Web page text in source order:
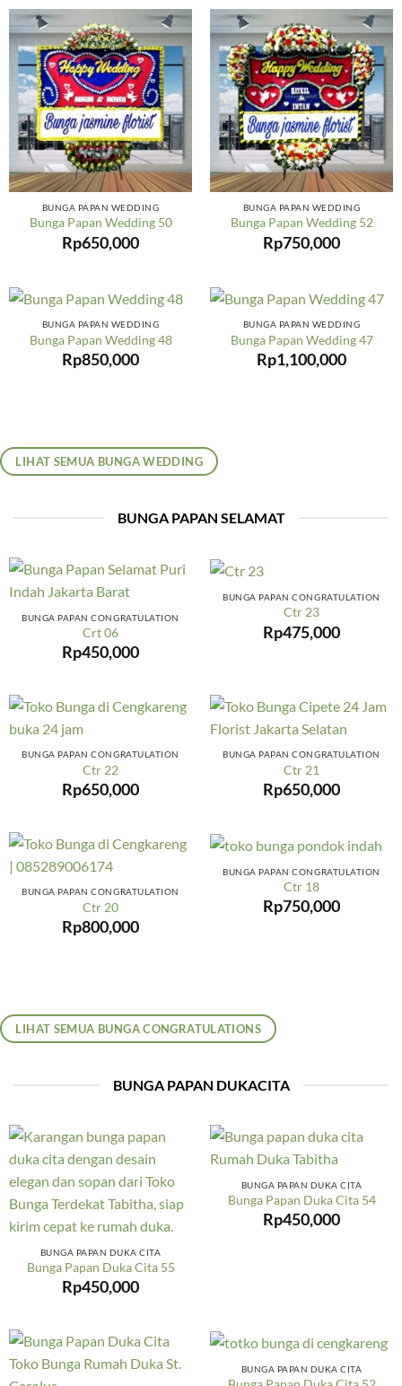
BUNGA PAPAN WEDDING
Bunga Papan Wedding 50
Rp650,000
BUNGA PAPAN WEDDING
Bunga Papan Wedding 52
Rp750,000
BUNGA PAPAN WEDDING
Bunga Papan Wedding 48
Rp850,000
BUNGA PAPAN WEDDING
Bunga Papan Wedding 47
Rp1,100,000
LIHAT SEMUA BUNGA WEDDING
BUNGA PAPAN SELAMAT
BUNGA PAPAN CONGRATULATION
Crt 06
Rp450,000
BUNGA PAPAN CONGRATULATION
Ctr 23
Rp475,000
BUNGA PAPAN CONGRATULATION
Ctr 22
Rp650,000
BUNGA PAPAN CONGRATULATION
Ctr 21
Rp650,000
BUNGA PAPAN CONGRATULATION
Ctr 20
Rp800,000
BUNGA PAPAN CONGRATULATION
Ctr 18
Rp750,000
LIHAT SEMUA BUNGA CONGRATULATIONS
BUNGA PAPAN DUKACITA
BUNGA PAPAN DUKA CITA
Bunga Papan Duka Cita 55
Rp450,000
BUNGA PAPAN DUKA CITA
Bunga Papan Duka Cita 54
Rp450,000
BUNGA PAPAN DUKA CITA